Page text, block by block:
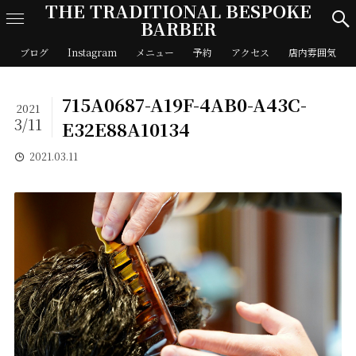
THE TRADITIONAL BESPOKE
BARBER
ブログ Instagram メニュー 予約 アクセス 店内雰囲気
715A0687-A19F-4AB0-A43C-
E32E88A10134
2021
3/11
2021.03.11